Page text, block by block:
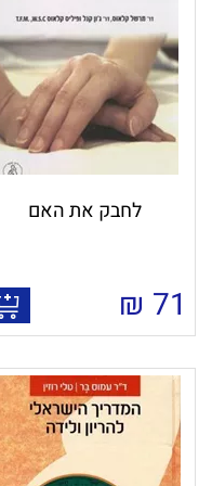
לחבק את האם
71
₪